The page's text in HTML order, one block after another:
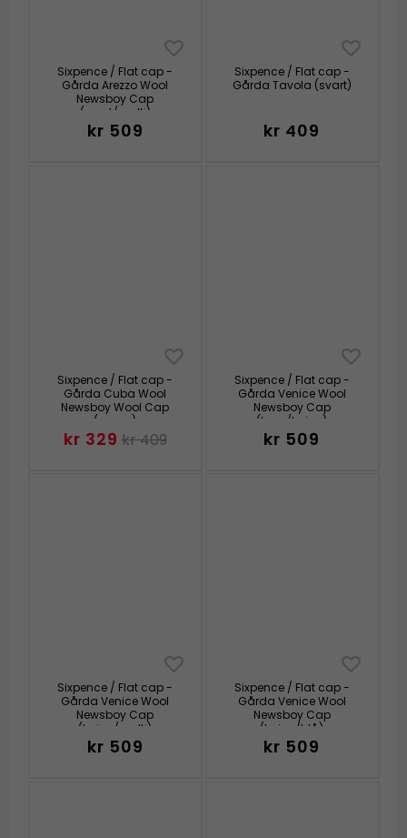
Sixpence / Flat cap -
Gårda Arezzo Wool
Newsboy Cap
(svart/multi)
kr 509
Sixpence / Flat cap -
Gårda Tavola (svart)
kr 409
Sixpence / Flat cap -
Gårda Cuba Wool
Newsboy Wool Cap
(grønn)
kr 329 kr 409
Sixpence / Flat cap -
Gårda Venice Wool
Newsboy Cap
(brun/beige)
kr 509
Sixpence / Flat cap -
Gårda Venice Wool
Newsboy Cap
(beige/multi)
kr 509
Sixpence / Flat cap -
Gårda Venice Wool
Newsboy Cap
(beige/blå)
kr 509